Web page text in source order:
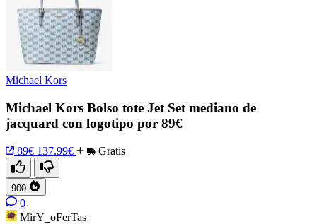
Michael Kors
Michael Kors Bolso tote Jet Set mediano de
jacquard con logotipo por 89€
89€ 137.99€ Gratis
900
0
MirY_oFerTas